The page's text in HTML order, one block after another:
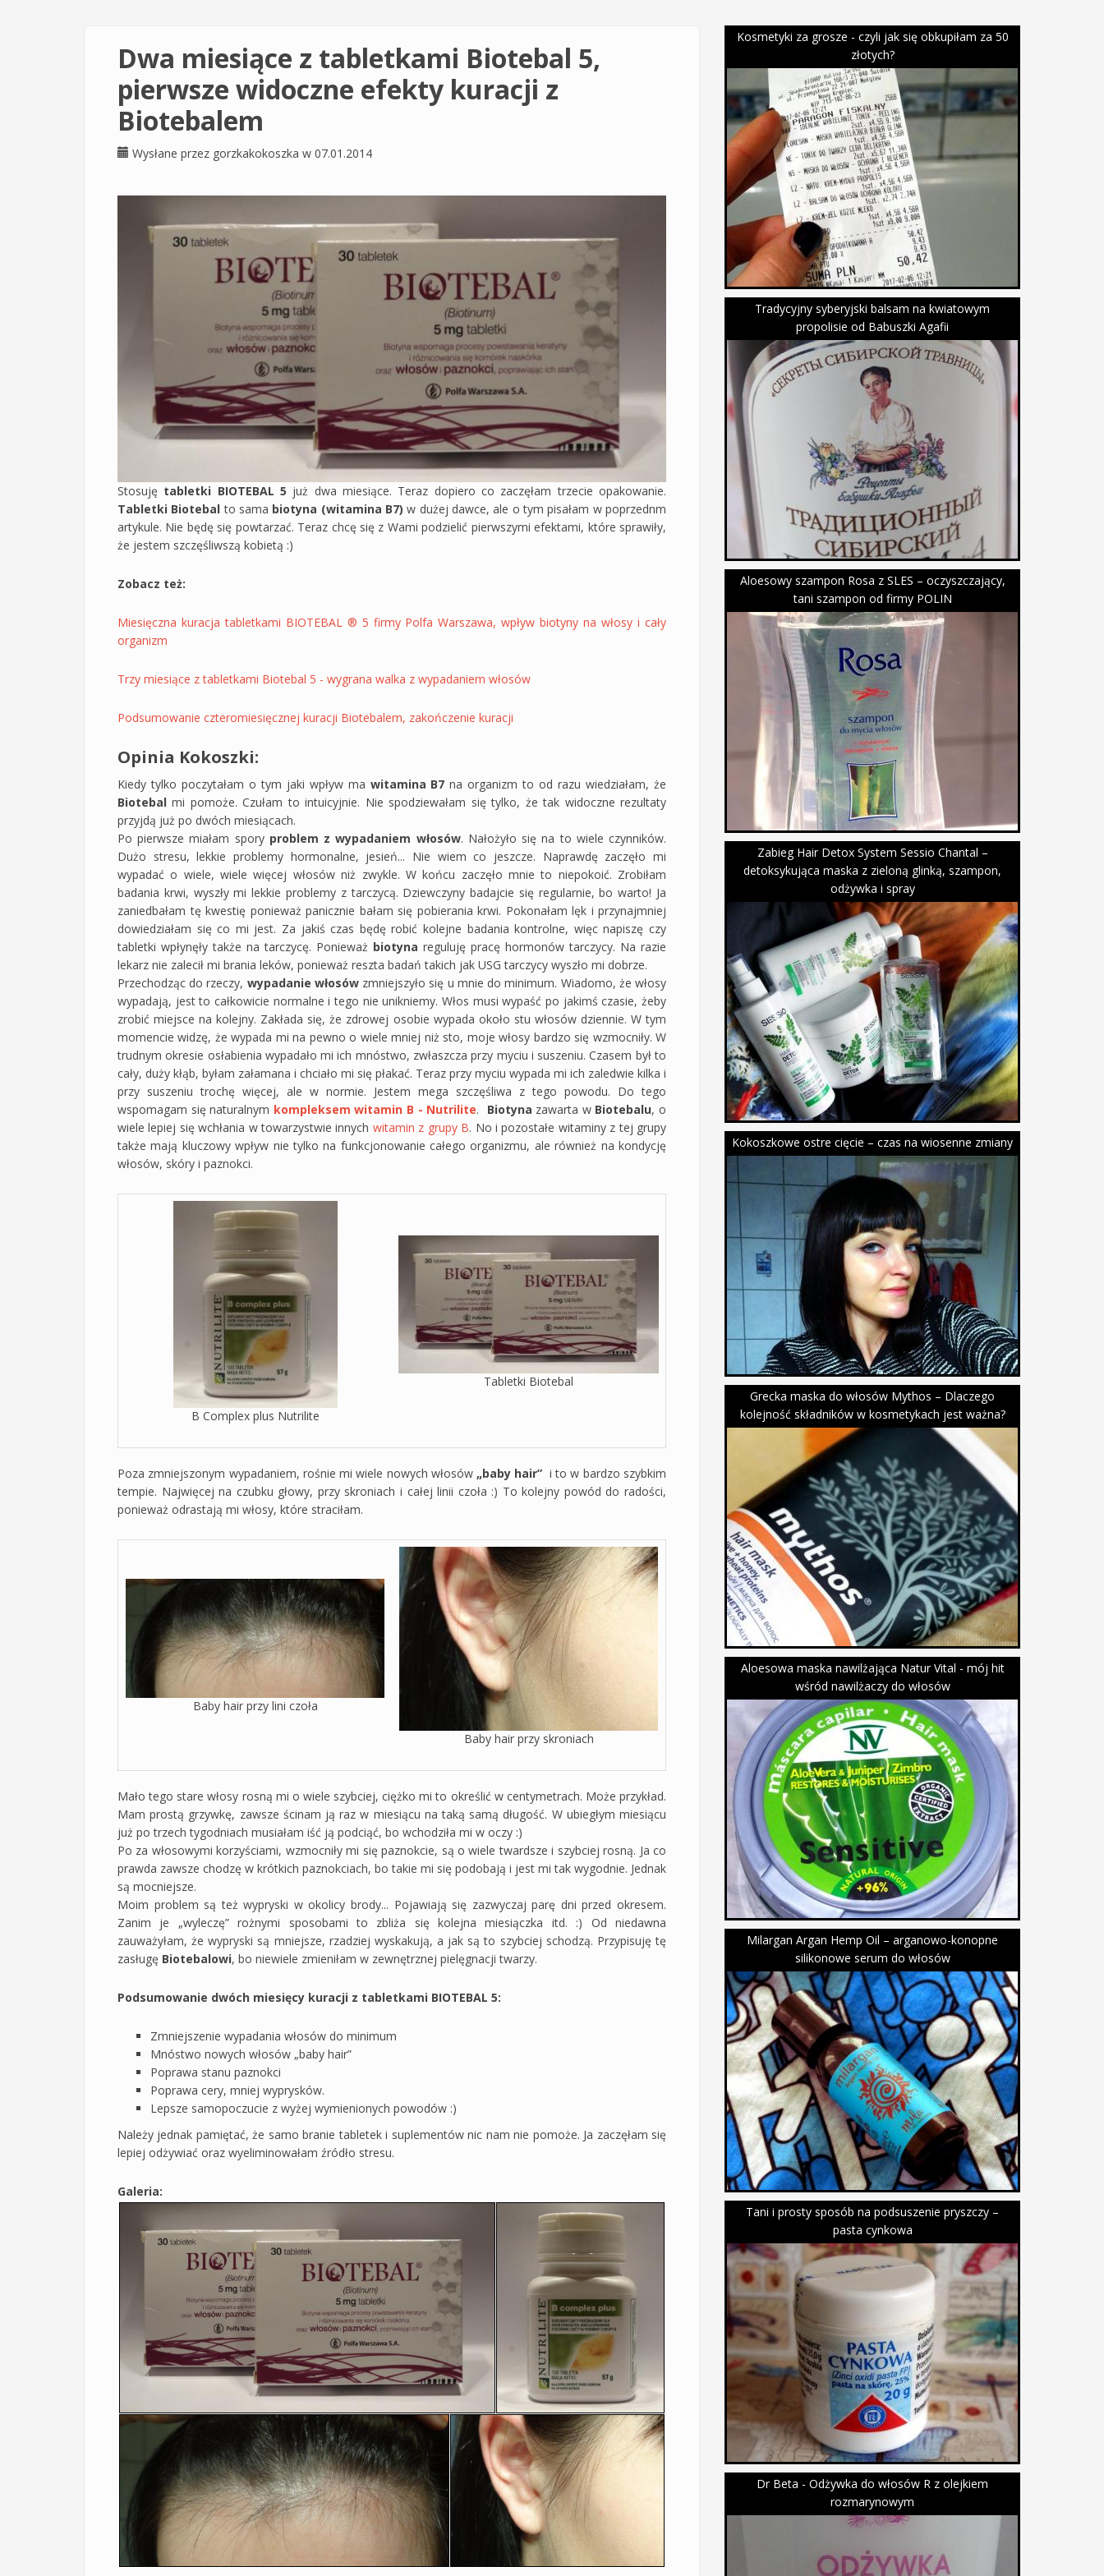
Dwa miesiące z tabletkami Biotebal 5,
pierwsze widoczne efekty kuracji z
Biotebalem
Wysłane przez gorzkakokoszka w 07.01.2014
Stosuję tabletki BIOTEBAL 5 już dwa miesiące. Teraz dopiero co zaczęłam trzecie opakowanie.
Tabletki Biotebal to sama biotyna (witamina B7) w dużej dawce, ale o tym pisałam w poprzednm
artykule. Nie będę się powtarzać. Teraz chcę się z Wami podzielić pierwszymi efektami, które sprawiły,
że jestem szczęśliwszą kobietą :)
Zobacz też:
Miesięczna kuracja tabletkami BIOTEBAL ® 5 firmy Polfa Warszawa, wpływ biotyny na włosy i cały
organizm
Trzy miesiące z tabletkami Biotebal 5 - wygrana walka z wypadaniem włosów
Podsumowanie czteromiesięcznej kuracji Biotebalem, zakończenie kuracji
Opinia Kokoszki:
Kiedy tylko poczytałam o tym jaki wpływ ma witamina B7 na organizm to od razu wiedziałam, że
Biotebal mi pomoże. Czułam to intuicyjnie. Nie spodziewałam się tylko, że tak widoczne rezultaty
przyjdą już po dwóch miesiącach.
Po pierwsze miałam spory problem z wypadaniem włosów. Nałożyło się na to wiele czynników.
Dużo stresu, lekkie problemy hormonalne, jesień... Nie wiem co jeszcze. Naprawdę zaczęło mi
wypadać o wiele, wiele więcej włosów niż zwykle. W końcu zaczęło mnie to niepokoić. Zrobiłam
badania krwi, wyszły mi lekkie problemy z tarczycą. Dziewczyny badajcie się regularnie, bo warto! Ja
zaniedbałam tę kwestię ponieważ panicznie bałam się pobierania krwi. Pokonałam lęk i przynajmniej
dowiedziałam się co mi jest. Za jakiś czas będę robić kolejne badania kontrolne, więc napiszę czy
tabletki wpłynęły także na tarczycę. Ponieważ biotyna reguluję pracę hormonów tarczycy. Na razie
lekarz nie zalecił mi brania leków, ponieważ reszta badań takich jak USG tarczycy wyszło mi dobrze.
Przechodząc do rzeczy, wypadanie włosówzmniejszyło się u mnie do minimum. Wiadomo, że włosy
wypadają, jest to całkowicie normalne i tego nie unikniemy. Włos musi wypaść po jakimś czasie, żeby
zrobić miejsce na kolejny. Zakłada się, że zdrowej osobie wypada około stu włosów dziennie. W tym
momencie widzę, że wypada mi na pewno o wiele mniej niż sto, moje włosy bardzo się wzmocniły. W
trudnym okresie osłabienia wypadało mi ich mnóstwo, zwłaszcza przy myciu i suszeniu. Czasem był to
cały, duży kłąb, byłam załamana i chciało mi się płakać. Teraz przy myciu wypada mi ich zaledwie kilka i
przy suszeniu trochę więcej, ale w normie. Jestem mega szczęśliwa z tego powodu. Do tego
wspomagam się naturalnym kompleksem witamin B - Nutrilite. Biotyna zawarta w Biotebalu, o
wiele lepiej się wchłania w towarzystwie innych witamin z grupy B. No i pozostałe witaminy z tej grupy
także mają kluczowy wpływ nie tylko na funkcjonowanie całego organizmu, ale również na kondycję
włosów, skóry i paznokci.
B Complex plus Nutrilite
Tabletki Biotebal
Poza zmniejszonym wypadaniem, rośnie mi wiele nowych włosów „baby hair” i to w bardzo szybkim
tempie. Najwięcej na czubku głowy, przy skroniach i całej linii czoła :) To kolejny powód do radości,
ponieważ odrastają mi włosy, które straciłam.
Baby hair przy lini czoła
Baby hair przy skroniach
Mało tego stare włosy rosną mi o wiele szybciej, ciężko mi to określić w centymetrach. Może przykład.
Mam prostą grzywkę, zawsze ścinam ją raz w miesiącu na taką samą długość. W ubiegłym miesiącu
już po trzech tygodniach musiałam iść ją podciąć, bo wchodziła mi w oczy :)
Po za włosowymi korzyściami, wzmocniły mi się paznokcie, są o wiele twardsze i szybciej rosną. Ja co
prawda zawsze chodzę w krótkich paznokciach, bo takie mi się podobają i jest mi tak wygodnie. Jednak
są mocniejsze.
Moim problem są też wypryski w okolicy brody... Pojawiają się zazwyczaj parę dni przed okresem.
Zanim je „wyleczę” rożnymi sposobami to zbliża się kolejna miesiączka itd. :) Od niedawna
zauważyłam, że wypryski są mniejsze, rzadziej wyskakują, a jak są to szybciej schodzą. Przypisuję tę
zasługę Biotebalowi, bo niewiele zmieniłam w zewnętrznej pielęgnacji twarzy.
Podsumowanie dwóch miesięcy kuracji z tabletkami BIOTEBAL 5:
Zmniejszenie wypadania włosów do minimum
Mnóstwo nowych włosów „baby hair”
Poprawa stanu paznokci
Poprawa cery, mniej wyprysków.
Lepsze samopoczucie z wyżej wymienionych powodów :)
Należy jednak pamiętać, że samo branie tabletek i suplementów nic nam nie pomoże. Ja zaczęłam się
lepiej odżywiać oraz wyeliminowałam źródło stresu.
Galeria:
Kosmetyki za grosze - czyli jak się obkupiłam za 50
złotych?
Tradycyjny syberyjski balsam na kwiatowym
propolisie od Babuszki Agafii
Aloesowy szampon Rosa z SLES – oczyszczający,
tani szampon od firmy POLIN
Zabieg Hair Detox System Sessio Chantal –
detoksykująca maska z zieloną glinką, szampon,
odżywka i spray
Kokoszkowe ostre cięcie – czas na wiosenne zmiany
Grecka maska do włosów Mythos – Dlaczego
kolejność składników w kosmetykach jest ważna?
Aloesowa maska nawilżająca Natur Vital - mój hit
wśród nawilżaczy do włosów
Milargan Argan Hemp Oil – arganowo-konopne
silikonowe serum do włosów
Tani i prosty sposób na podsuszenie pryszczy –
pasta cynkowa
Dr Beta - Odżywka do włosów R z olejkiem
rozmarynowym